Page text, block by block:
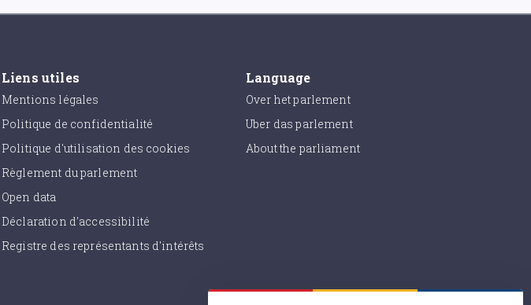
Liens utiles
Mentions légales
Politique de confidentialité
Politique d'utilisation des cookies
Règlement du parlement
Open data
Déclaration d'accessibilité
Registre des représentants d'intérêts
Language
Over het parlement
Uber das parlement
About the parliament